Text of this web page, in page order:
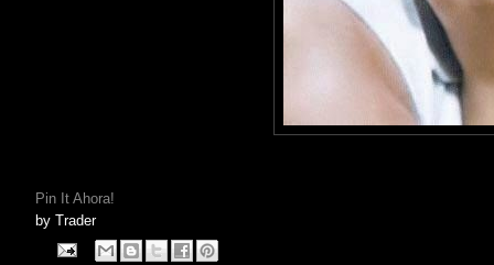
Pin It Ahora!
by Trader